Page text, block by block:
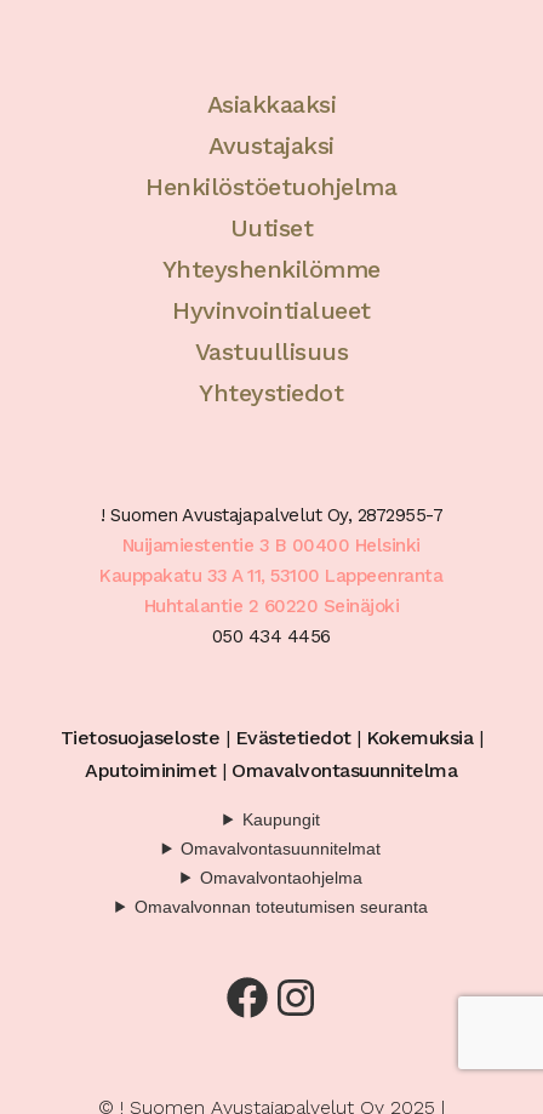
Asiakkaaksi
Avustajaksi
Henkilöstöetuohjelma
Uutiset
Yhteyshenkilömme
Hyvinvointialueet
Vastuullisuus
Yhteystiedot
! Suomen Avustajapalvelut Oy, 2872955-7
Nuijamiestentie 3 B 00400 Helsinki
Kauppakatu 33 A 11, 53100 Lappeenranta
Huhtalantie 2 60220 Seinäjoki
050 434 4456
Tietosuojaseloste | Evästetiedot| Kokemuksia|
Aputoiminimet| Omavalvontasuunnitelma
Kaupungit
Omavalvontasuunnitelmat
Omavalvontaohjelma
Omavalvonnan toteutumisen seuranta
Facebook Instagram
© ! Suomen Avustajapalvelut Oy 2025 |